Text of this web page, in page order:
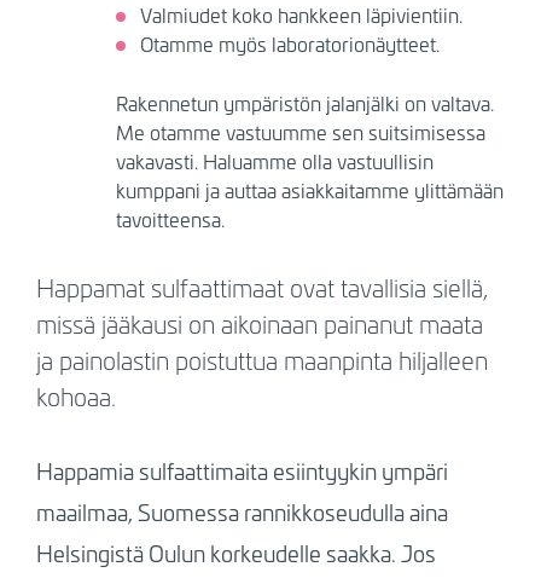
Valmiudet koko hankkeen läpivientiin.
Otamme myös laboratorionäytteet.
Rakennetun ympäristön jalanjälki on valtava.
Me otamme vastuumme sen suitsimisessa
vakavasti. Haluamme olla vastuullisin
kumppani ja auttaa asiakkaitamme ylittämään
tavoitteensa.
Happamat sulfaattimaat ovat tavallisia siellä,
missä jääkausi on aikoinaan painanut maata
ja painolastin poistuttua maanpinta hiljalleen
kohoaa.
Happamia sulfaattimaita esiintyykin ympäri
maailmaa, Suomessa rannikkoseudulla aina
Helsingistä Oulun korkeudelle saakka. Jos